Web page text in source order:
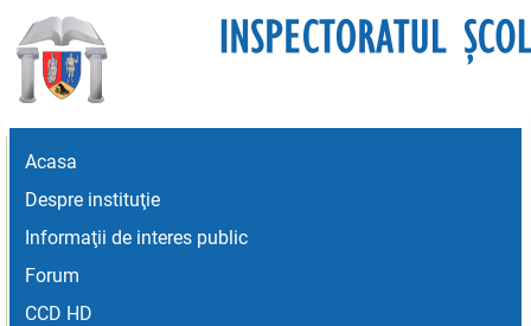
Acasa
Despre instituţie
Informaţii de interes public
Forum
CCD HD